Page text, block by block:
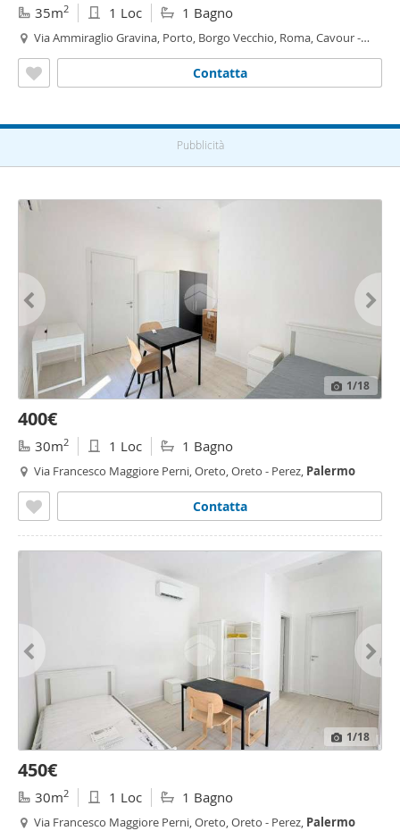
35m2 1 Loc 1 Bagno
Via Ammiraglio Gravina, Porto, Borgo Vecchio, Roma, Cavour -
Contatta
Pubblicità
1/18
400€
30m2 1 Loc 1 Bagno
Via Francesco Maggiore Perni, Oreto, Oreto - Perez, Palermo
Contatta
1/18
450€
30m2 1 Loc 1 Bagno
Via Francesco Maggiore Perni, Oreto, Oreto - Perez, Palermo